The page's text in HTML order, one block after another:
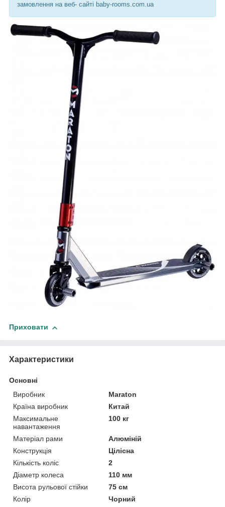
замовлення на веб- сайті baby-rooms.com.ua
Приховати
Характеристики
Основні
Виробник
Maraton
Країна виробник
Китай
Максимальне
навантаження
100 кг
Матеріал рами
Алюміній
Конструкція
Цілісна
Кількість коліс
2
Діаметр колеса
110 мм
Висота рульової стійки
75 см
Колір
Чорний